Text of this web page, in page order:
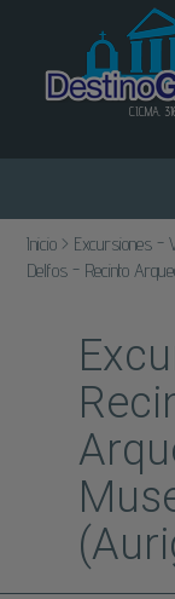
C.I.C.MA.
Inicio > Excursiones -
Delfos - Recinto